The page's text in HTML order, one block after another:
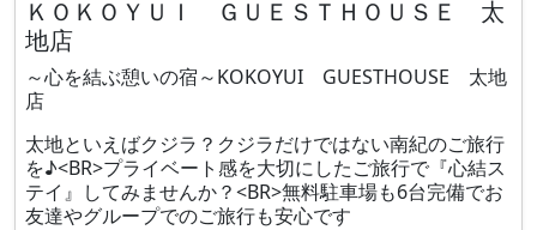
ＫＯＫＯＹＵＩ ＧＵＥＳＴＨＯＵＳＥ 太
地店
～心を結ぶ憩いの宿～KOKOYUI GUESTHOUSE 太地
店
太地といえばクジラ？クジラだけではない南紀のご旅行
を♪<BR>プライベート感を大切にしたご旅行で『心結ス
テイ』してみませんか？<BR>無料駐車場も6台完備でお
友達やグループでのご旅行も安心です